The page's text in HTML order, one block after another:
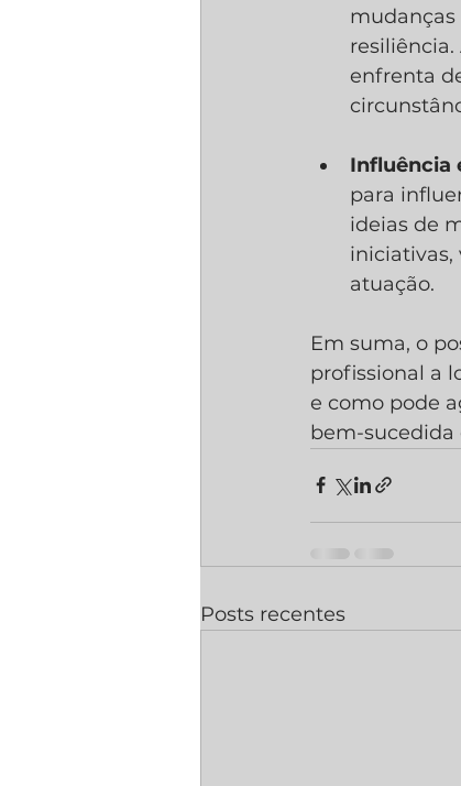
resiliência.
enfrenta
Influência
para
ideias de
atuação.
Em suma, o
profissional a
e como pode
bem-
Posts recentes